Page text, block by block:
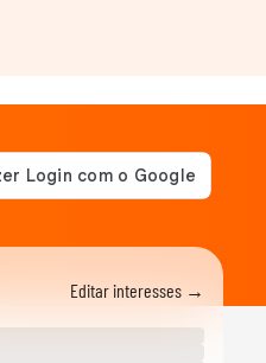
Editar interesses →